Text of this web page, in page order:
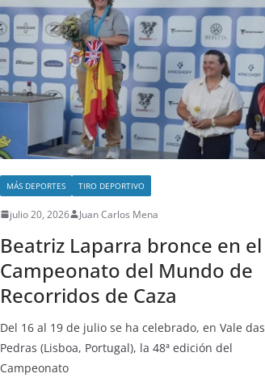
MÁS DEPORTES TIRO DEPORTIVO
julio 20, 2026 Juan Carlos Mena
Beatriz Laparra bronce en el
Campeonato del Mundo de
Recorridos de Caza
Del 16 al 19 de julio se ha celebrado, en Vale das
Pedras (Lisboa, Portugal), la 48ª edición del
Campeonato